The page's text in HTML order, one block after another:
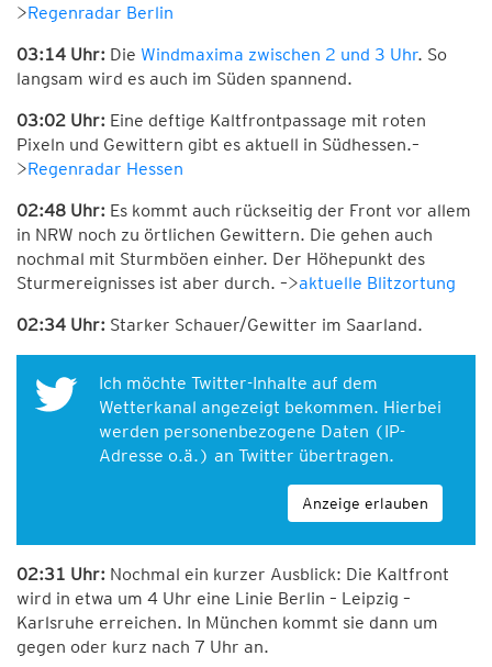
>Regenradar Berlin
03:14 Uhr: Die Windmaxima zwischen 2 und 3 Uhr. So
langsam wird es auch im Süden spannend.
03:02 Uhr: Eine deftige Kaltfrontpassage mit roten
Pixeln und Gewittern gibt es aktuell in Südhessen.–
>Regenradar Hessen
02:48 Uhr: Es kommt auch rückseitig der Front vor allem
in NRW noch zu örtlichen Gewittern. Die gehen auch
nochmal mit Sturmböen einher. Der Höhepunkt des
Sturmereignisses ist aber durch. –>aktuelle Blitzortung
02:34 Uhr: Starker Schauer/Gewitter im Saarland.
Ich möchte Twitter-Inhalte auf dem
Wetterkanal angezeigt bekommen. Hierbei
werden personenbezogene Daten (IP-
Adresse o.ä.) an Twitter übertragen.
Anzeige erlauben
02:31 Uhr: Nochmal ein kurzer Ausblick: Die Kaltfront
wird in etwa um 4 Uhr eine Linie Berlin – Leipzig –
Karlsruhe erreichen. In München kommt sie dann um
gegen oder kurz nach 7 Uhr an.